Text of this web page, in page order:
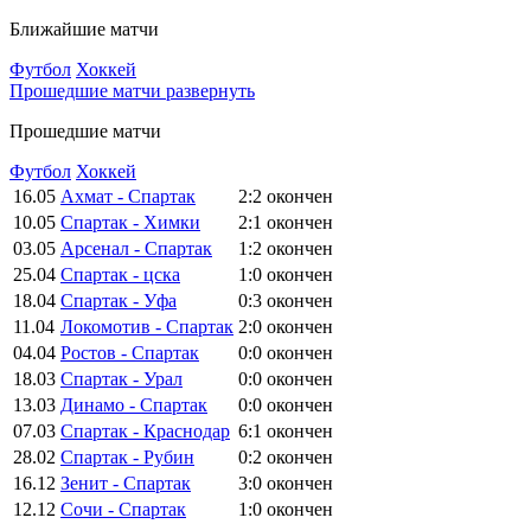
Ближайшие матчи
Футбол Хоккей
Прошедшие матчи развернуть
Прошедшие матчи
Футбол Хоккей
16.05 Ахмат - Спартак 2:2 окончен
10.05 Спартак - Химки 2:1 окончен
03.05 Арсенал - Спартак 1:2 окончен
25.04 Спартак - цска 1:0 окончен
18.04 Спартак - Уфа 0:3 окончен
11.04 Локомотив - Спартак 2:0 окончен
04.04 Ростов - Спартак 0:0 окончен
18.03 Спартак - Урал 0:0 окончен
13.03 Динамо - Спартак 0:0 окончен
07.03 Спартак - Краснодар 6:1 окончен
28.02 Спартак - Рубин 0:2 окончен
16.12 Зенит - Спартак 3:0 окончен
12.12 Сочи - Спартак 1:0 окончен